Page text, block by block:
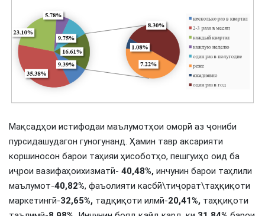
Мақсадҳои истифодаи маълумотҳои оморӣ аз ҷониби
пурсидашудагон гуногунанд. Ҳамин тавр аксарияти
коршиносон барои таҳияи ҳисоботҳо, пешгуиҳо оид ба
иҷрои вазифаҳоихизматӣ- 40,48%, инчунин барои таҳлили
маълумот-40,82%, фаъолияти касбӣ\тиҷорат\таҳқиқоти
маркетингӣ-32,65%, тадқиқоти илмӣ-20,41%, таҳқиқоти